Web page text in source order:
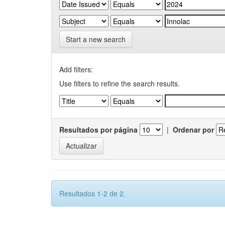
Start a new search
Add filters:
Use filters to refine the search results.
Resultados por página | Ordenar por
Resultados 1-2 de 2.